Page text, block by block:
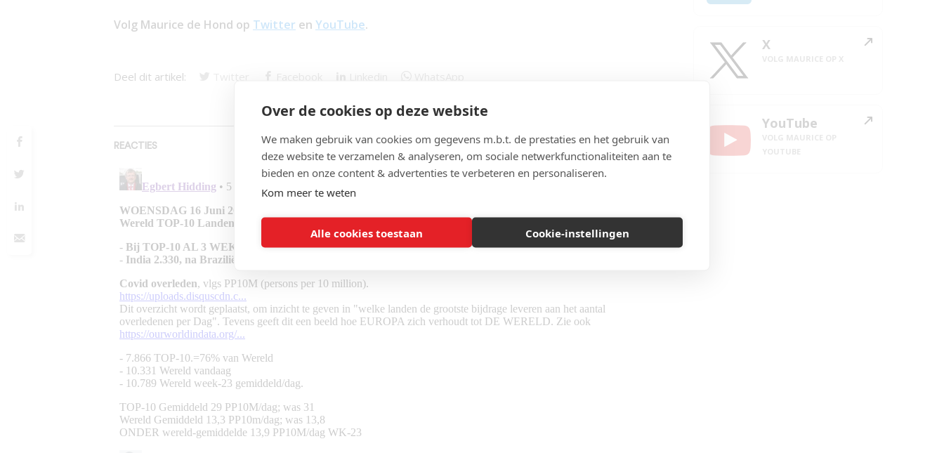
Over de cookies op deze website
We maken gebruik van cookies om gegevens m.b.t. de prestaties en het gebruik van
deze website te verzamelen & analyseren, om sociale netwerkfunctionaliteiten aan te
bieden en onze content & advertenties te verbeteren en personaliseren.
Kom meer te weten
Alle cookies toestaan Cookie-instellingen
Volg Maurice de Hond op Twitter en YouTube.
Deel dit artikel: Twitter Facebook Linkedin WhatsApp
REACTIES
X
YouTube